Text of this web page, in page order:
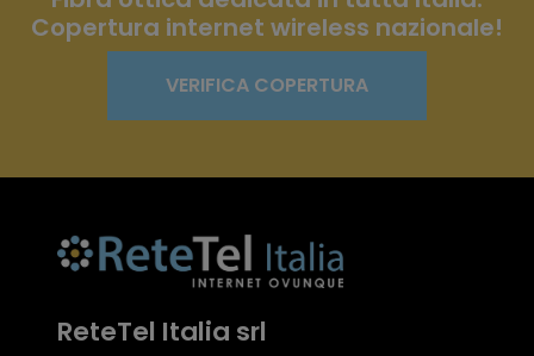
Copertura internet wireless nazionale!
VERIFICA COPERTURA
ReteTel Italia srl